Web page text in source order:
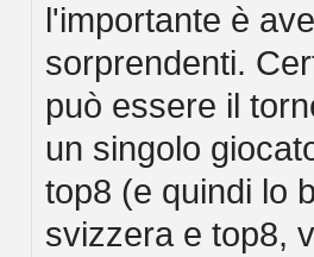
l'importante è
sorprendenti.
può essere il
un singolo
top8 (e quindi lo
svizzera e top8,